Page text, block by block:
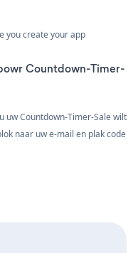
you create your app
Countdown-Timer-
uw Countdown-Timer-Sale wilt
naar uw e-mail en plak code